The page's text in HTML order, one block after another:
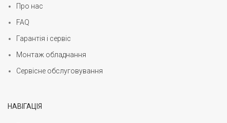
Про нас
FAQ
Гарантія і сервіс
Монтаж обладнання
Сервісне обслуговування
НАВІГАЦІЯ